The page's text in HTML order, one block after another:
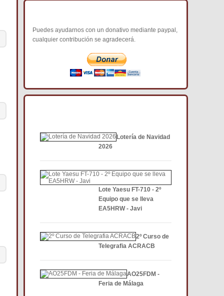
Puedes ayudarnos con un donativo mediante paypal,
cualquier contribución se agradecerá.
Lotería de Navidad
2026
Lote Yaesu FT-710 - 2º
Equipo que se lleva
EA5HRW - Javi
2º Curso de
Telegrafia ACRACB
AO25FDM -
Feria de Málaga